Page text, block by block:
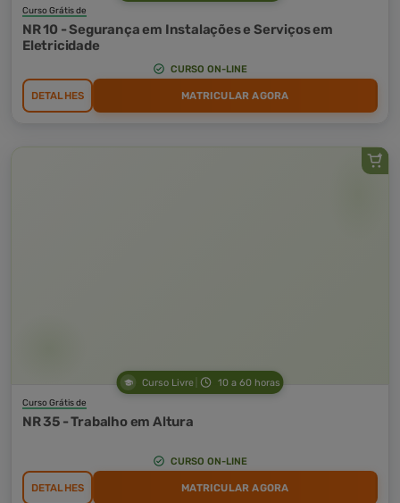
Curso Grátis de
NR 10 - Segurança em Instalações e Serviços em
Eletricidade
CURSO ON-LINE
DETALHES MATRICULAR AGORA
Curso Livre 10 a 60 horas
Curso Grátis de
NR 35 - Trabalho em Altura
CURSO ON-LINE
DETALHES MATRICULAR AGORA